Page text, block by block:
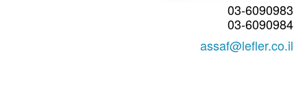
03-6090983
03-6090984
assaf@lefler.co.il